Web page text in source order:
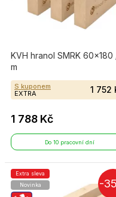
KVH hranol SMRK 60×180
m
S kuponem
EXTRA
1 752
1 788 Kč
Do 10 pracovní dní
-
Extra sleva
Novinka